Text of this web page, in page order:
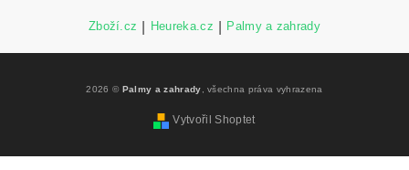
Zboží.cz Heureka.cz Palmy a zahrady
2026 © Palmy a zahrady , všechna práva vyhrazena
Vytvořil Shoptet